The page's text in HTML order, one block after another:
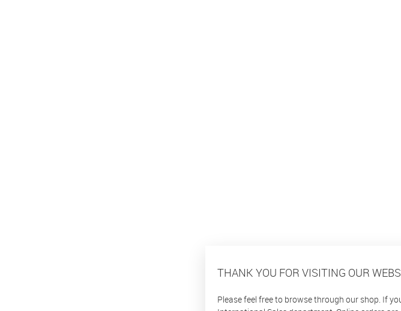
THANK YOU FOR VISITING OUR
Please feel free to browse through our shop. If